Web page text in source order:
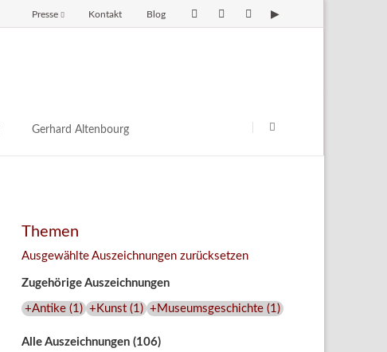
Blog
Kontakt
Presse
Gerhard Altenbourg
Themen
Ausgewählte Auszeichnungen zurücksetzen
Zugehörige Auszeichnungen
+Antike(1 ) +Kunst(1 ) +Museumsgeschichte(1 )
Alle Auszeichnungen (106)